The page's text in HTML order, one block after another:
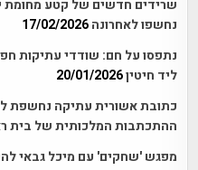
שרידים חדשים של קטע מחומת
נחשפו לאחרונה 17/02/2026
נתפסו על חם: שודדי עתיקות
ליד חיטין20/01/2026
כתובת אשורית עתיקה נחשפת
ההתכתבות המלכותית של בית
מפגש 'שחקים' עם מיכל גבאי